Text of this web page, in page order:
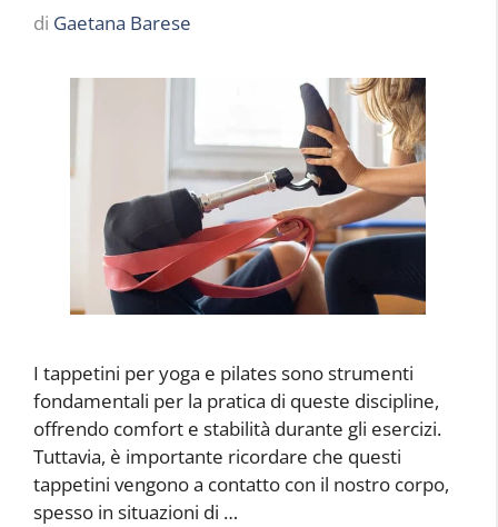
di Gaetana Barese
I tappetini per yoga e pilates sono strumenti
fondamentali per la pratica di queste discipline,
offrendo comfort e stabilità durante gli esercizi.
Tuttavia, è importante ricordare che questi
tappetini vengono a contatto con il nostro corpo,
spesso in situazioni di …